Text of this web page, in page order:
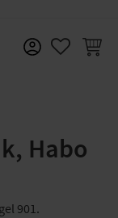
Habo
901.